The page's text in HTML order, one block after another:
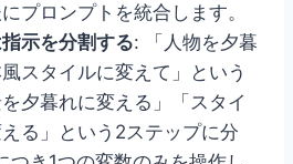
プロンプトを統合します。
示を分割する: 「人物を夕暮
スタイルに変えて」という
夕暮れに変える」「スタイ
る」という2ステップに分